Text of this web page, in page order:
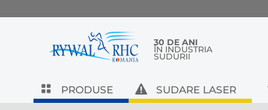
30 DE ANI
ÎN INDUSTRIA
SUDURII
PRODUSE SUDARE LASER